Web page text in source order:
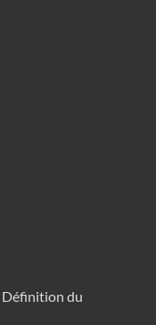
Définition du